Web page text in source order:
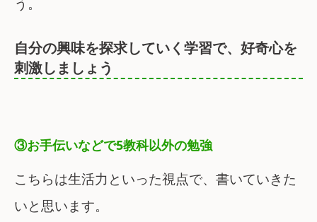
自分の興味を探求していく学習で、好奇心を
刺激しましょう
③お手伝いなどで5教科以外の勉強
こちらは生活力といった視点で、書いていきた
いと思います。